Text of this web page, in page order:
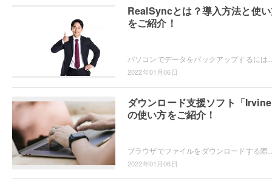
RealSyncとは？導入方法と使
をご紹介！
2022年01月06日
ダウンロード支援ソフト「
の使い方をご紹介！
2022年01月06日